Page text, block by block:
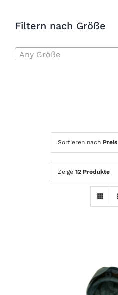
Sortieren nach Preis
Zeige 12 Produkte
Filtern nach Größe
Any Größe